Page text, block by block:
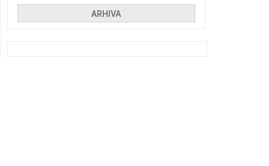
ARHIVA